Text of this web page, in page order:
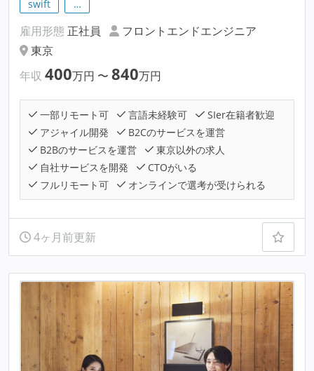
swift …
雇用形態 正社員
フロントエンドエンジニア
東京
年収 400万円 〜 840万円
一部リモート可 言語未経験可
SIer在籍者歓迎
アジャイル開発
B2Cのサービスを運営
B2Bのサービスを運営
東京以外の求人
自社サービスを開発
CTOがいる
フルリモート可
オンラインで選考が受けられる
4ヶ月前更新